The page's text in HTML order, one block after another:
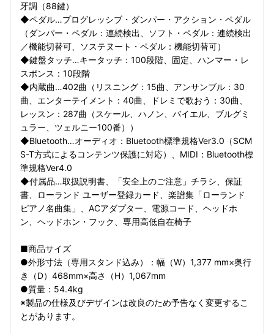
牙調（88鍵）
◆ペダル…プログレッシブ・ダンパー・アクション・ペダル
（ダンパー・ペダル：連続検出、ソフト・ペダル：連続検出
／機能切替可、ソステヌート・ペダル：機能切替可）
◆鍵盤タッチ…キータッチ：100段階、固定、ハンマー・レ
スポンス：10段階
◆内蔵曲…402曲（リスニング：15曲、アンサンブル：30
曲、エンターテイメント：40曲、ドレミで歌おう：30曲、
レッスン：287曲（スケール、ハノン、バイエル、ブルグミ
ュラー、ツェルニー100番））
◆Bluetooth…オーディオ：Bluetooth標準規格Ver3.0（SCM
S-T方式によるコンテンツ保護に対応）、MIDI：Bluetooth標
準規格Ver4.0
◆付属品…取扱説明書、「安全上のご注意」チラシ、保証
書、ローランド ユーザー登録カード、楽譜集「ローランド
ピアノ名曲集」、ACアダプター、電源コード、ヘッドホ
ン、ヘッドホン・フック、専用高低自在椅子
■商品サイズ
●外形寸法（専用スタンド込み）：幅（W）1,377 mm×奥行
き（D）468mm×高さ（H）1,067mm
●質量：54.4kg
※製品の仕様及びデザインは改良のため予告なく変更するこ
とがあります。